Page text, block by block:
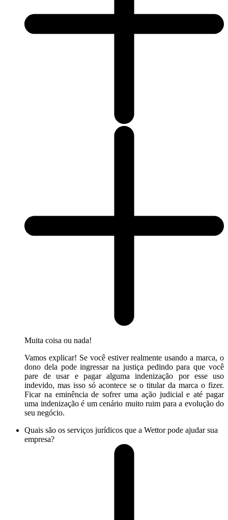
Muita coisa ou nada!
Vamos explicar! Se você estiver realmente usando a marca, o
dono dela pode ingressar na justiça pedindo para que você
pare de usar e pagar alguma indenização por esse uso
indevido, mas isso só acontece se o titular da marca o fizer.
Ficar na eminência de sofrer uma ação judicial e até pagar
uma indenização é um cenário muito ruim para a evolução do
seu negócio.
Quais são os serviços jurídicos que a Wettor pode ajudar sua
empresa?